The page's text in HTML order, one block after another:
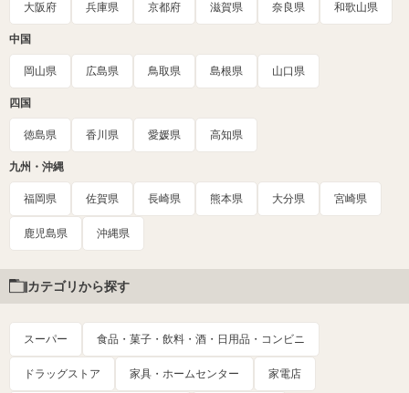
大阪府 兵庫県 京都府 滋賀県 奈良県 和歌山県
中国
岡山県 広島県 鳥取県 島根県 山口県
四国
徳島県 香川県 愛媛県 高知県
九州・沖縄
福岡県 佐賀県 長崎県 熊本県 大分県 宮崎県
鹿児島県 沖縄県
カテゴリから探す
スーパー 食品・菓子・飲料・酒・日用品・コンビニ
ドラッグストア 家具・ホームセンター 家電店